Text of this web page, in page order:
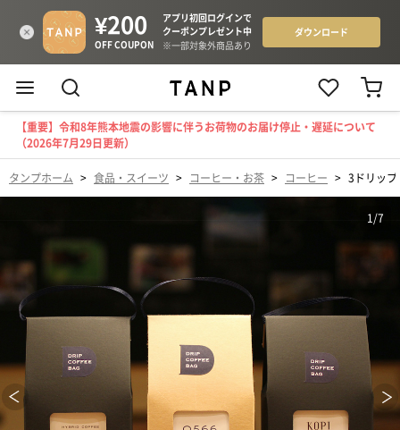
【重要】令和8年熊本地震の影響に伴うお荷物のお届け停止・遅延について
（2026年7月29日更新）
タンプホーム > 食品・スイーツ > コーヒー・お茶 > コーヒー > 3ドリッ
1/7